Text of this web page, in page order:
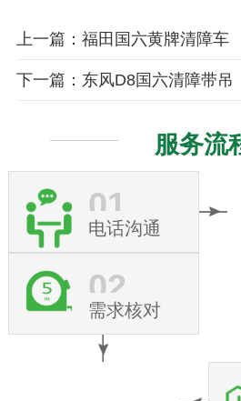
上一篇：福田国六黄牌清障车
下一篇：东风D8国六清障带吊
服务流
01
电话沟通
02
需求核对